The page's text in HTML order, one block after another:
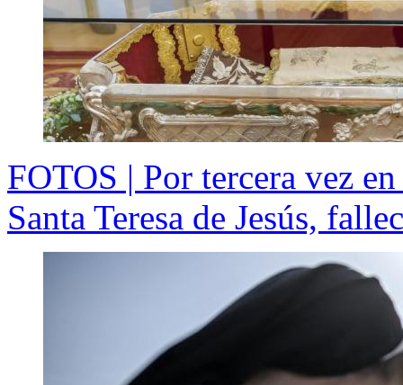
FOTOS | Por tercera vez
Santa Teresa de Jesús,